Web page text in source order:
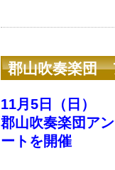
郡山吹奏楽団
11月5日（日）
郡山吹奏楽団ア
ートを開催